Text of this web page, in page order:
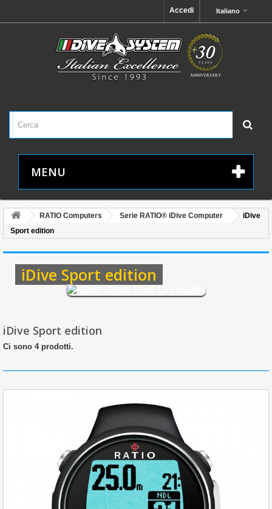
Italiano
Accedi
MENU
RATIO Computers Serie RATIO® iDive Computer
iDive
Sport edition
iDive Sport edition
iDive Sport edition
Ci sono 4 prodotti.